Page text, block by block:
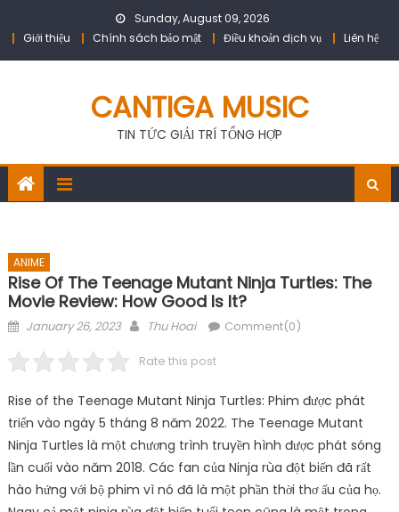
Sunday, August 09, 2026
Giới thiệu
Chính sách bảo mật Điều khoản dịch vụ Liên hệ
CANTIGA MUSIC
TIN TỨC GIẢI TRÍ TỔNG HỢP
ANIME
Rise Of The Teenage Mutant Ninja Turtles: The
Movie Review: How Good Is It?
Posted
January 26, 2023 Author
Thu Hoai Comment(0)
Rate this post
Rise of the Teenage Mutant Ninja Turtles: Phim được phát
triển vào ngày 5 tháng 8 năm 2022. The Teenage Mutant
Ninja Turtles là một chương trình truyền hình được phát sóng
lần cuối vào năm 2018. Các fan của Ninja rùa đột biến đã rất
hào hứng với bộ phim vì nó đã là một phần thời thơ ấu của họ.